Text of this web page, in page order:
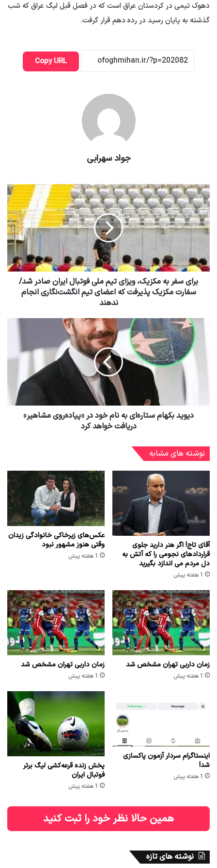
دهوک تیمی در کردستان عراق است که در فصل قبل لیگ عراق که شب
گذشته به پایان رسید در رده دهم قرار گرفت.
Copy URL
جواد سهرابی
برای سفر به مکزیک، ویزای تیم ملی فوتبال ایران صادر شد/
سفارت مکزیک پذیرفت که اعضای تیم انگشت‌نگاری انجام
ندهند
دیوید بکهام ستاره‌ای به نام خود در «پیاده‌روی مشاهیر»
دریافت خواهد کرد
نوشته های مشابه
آقای تاج! اگر هنر دارید جلوی
قراردادهای نجومی را که آتش به
دل مردم می اندازد بگیرید
1 هفته پیش
عکس‌های زیرخاکی خانوادگی زیدان
وقتی هنوز مشهور نبود
1 هفته پیش
زمان داربی تهران مشخص شد
1 هفته پیش
زمان داربی تهران مشخص شد
1 هفته پیش
اینستاگرام سردار آزمون پاکسازی
شد!
1 هفته پیش
پخش زنده قرعه‌کشی لیگ برتر
فوتبال ایران
1 هفته پیش
همین حالا نظر خود را ثبت کنید
نوشته های تازه